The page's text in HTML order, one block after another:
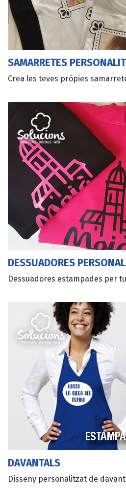
SAMARRETES
Crea les teves pròpies
DESSUADORES
Dessuadores estampades per
DAVANTALS
Disseny personalitzat de